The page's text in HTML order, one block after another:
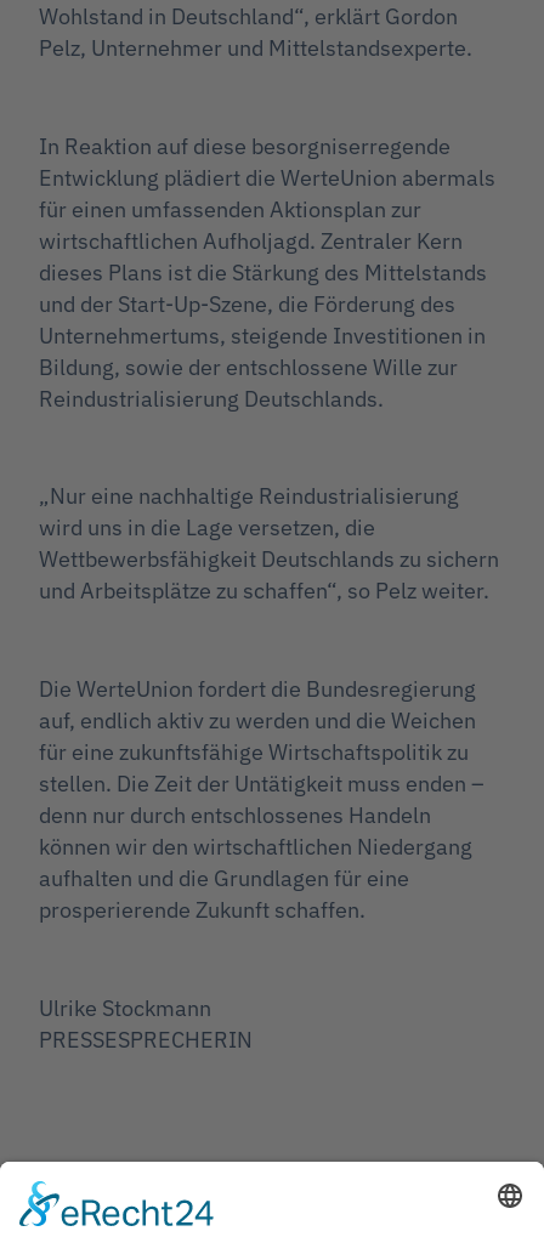
Wohlstand in Deutschland“, erklärt Gordon
Pelz, Unternehmer und Mittelstandsexperte.
In Reaktion auf diese besorgniserregende
Entwicklung plädiert die WerteUnion abermals
für einen umfassenden Aktionsplan zur
wirtschaftlichen Aufholjagd. Zentraler Kern
dieses Plans ist die Stärkung des Mittelstands
und der Start-Up-Szene, die Förderung des
Unternehmertums, steigende Investitionen in
Bildung, sowie der entschlossene Wille zur
Reindustrialisierung Deutschlands.
„Nur eine nachhaltige Reindustrialisierung
wird uns in die Lage versetzen, die
Wettbewerbsfähigkeit Deutschlands zu sichern
und Arbeitsplätze zu schaffen“, so Pelz weiter.
Die WerteUnion fordert die Bundesregierung
auf, endlich aktiv zu werden und die Weichen
für eine zukunftsfähige Wirtschaftspolitik zu
stellen. Die Zeit der Untätigkeit muss enden –
denn nur durch entschlossenes Handeln
können wir den wirtschaftlichen Niedergang
aufhalten und die Grundlagen für eine
prosperierende Zukunft schaffen.
Ulrike Stockmann
PRESSESPRECHERIN
Jetzt teilen